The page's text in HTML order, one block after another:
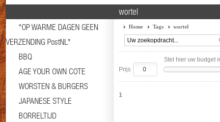
*OP WARME DAGEN GEEN
VERZENDING PostNL*
BBQ
AGE YOUR OWN COTE
WORSTEN & BURGERS
JAPANESE STYLE
BORRELTIJD
wortel
Home Tags wortel
Stel hier uw budget
Prijs
1